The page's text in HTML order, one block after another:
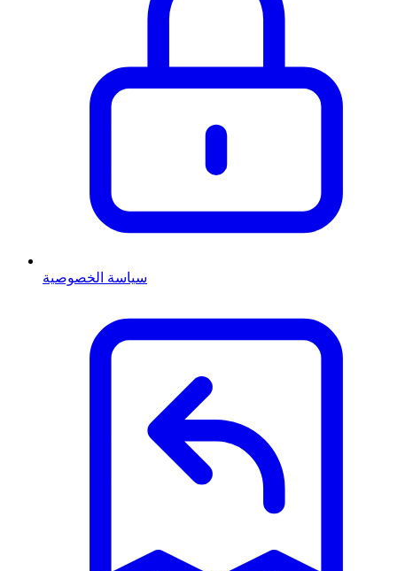
سياسة الخصوصية